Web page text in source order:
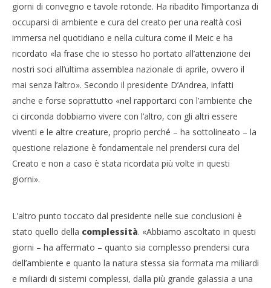
giorni di convegno e tavole rotonde. Ha ribadito l’importanza di
occuparsi di ambiente e cura del creato per una realtà così
immersa nel quotidiano e nella cultura come il Meic e ha
ricordato «la frase che io stesso ho portato all’attenzione dei
nostri soci all’ultima assemblea nazionale di aprile, ovvero il
mai senza l’altro». Secondo il presidente D’Andrea, infatti
anche e forse soprattutto «nel rapportarci con l’ambiente che
ci circonda dobbiamo vivere con l’altro, con gli altri essere
viventi e le altre creature, proprio perché – ha sottolineato – la
questione relazione è fondamentale nel prendersi cura del
Creato e non a caso è stata ricordata più volte in questi
giorni».
L’altro punto toccato dal presidente nelle sue conclusioni è
stato quello della complessità. «Abbiamo ascoltato in questi
giorni – ha affermato – quanto sia complesso prendersi cura
dell’ambiente e quanto la natura stessa sia formata ma miliardi
e miliardi di sistemi complessi, dalla più grande galassia a una